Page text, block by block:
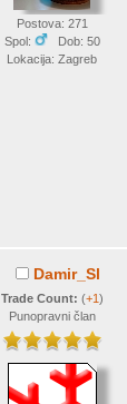
Postova: 271
Spol:
Dob: 50
Lokacija: Zagreb
Damir_Sl
Trade Count: (+1)
Punopravni član